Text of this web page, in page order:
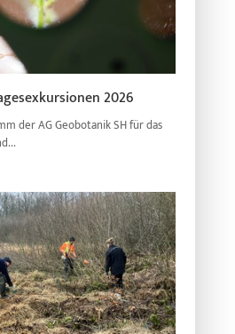
2026
der AG Geobotanik SH für das